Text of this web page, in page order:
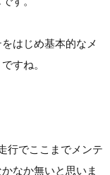
はじめ基本的なメ
すね。
行でここまでメンテ
なか無いと思いま